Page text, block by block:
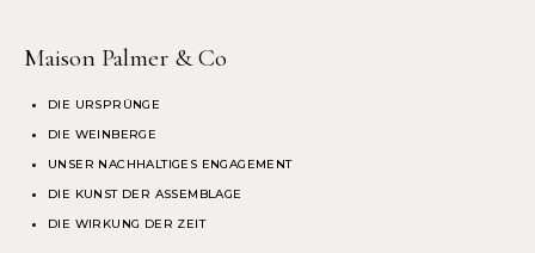
Maison Palmer & Co
DIE URSPRÜNGE
DIE WEINBERGE
UNSER NACHHALTIGES ENGAGEMENT
DIE KUNST DER ASSEMBLAGE
DIE WIRKUNG DER ZEIT